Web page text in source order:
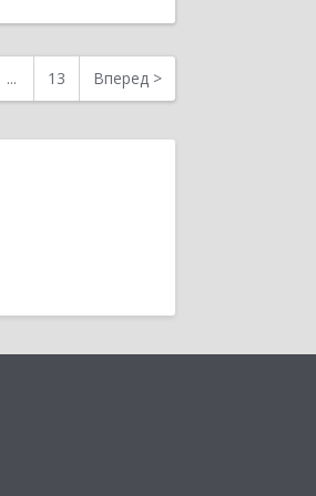
... 13 Вперед >